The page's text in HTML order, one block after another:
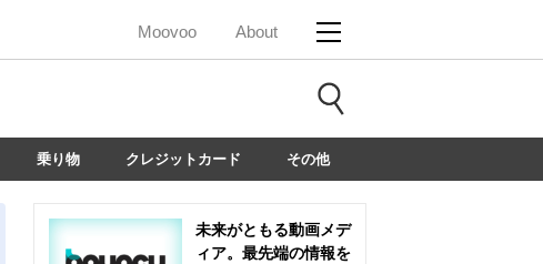
Moovoo About
乗り物 クレジットカード その他
未来がともる動画メデ
ィア。最先端の情報を